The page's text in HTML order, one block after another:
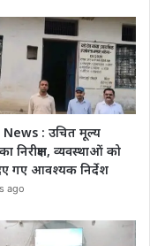
: उचित मूल्य
निरीक्षण, व्यवस्थाओं को
गए आवश्यक निर्देश
ago